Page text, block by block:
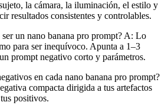
la cámara, la iluminación, el estilo y
resultados consistentes y controlables.
un nano banana pro prompt? A: Lo
para ser inequívoco. Apunta a 1–3
prompt negativo corto y parámetros.
en cada nano banana pro prompt?
compacta dirigida a tus artefactos
positivos.